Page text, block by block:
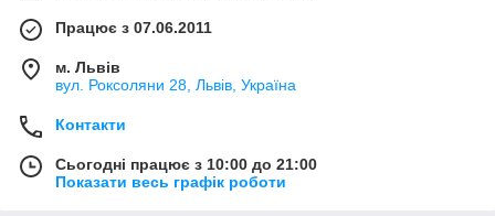
Працює з 07.06.2011
м. Львів
вул. Роксоляни 28, Львів, Україна
Контакти
Сьогодні працює з 10:00 до 21:00
Показати весь графік роботи